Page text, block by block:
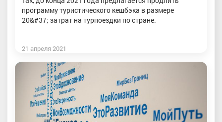
программу туристического кешбэка в размере
20&#37; затрат на турпоездки по стране.
21 апреля 2021